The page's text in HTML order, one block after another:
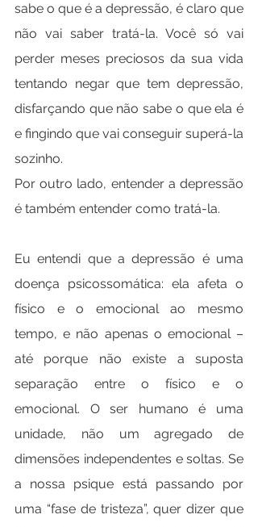
sabe o que é a depressão, é claro que
não vai saber tratá-la. Você só vai
perder meses preciosos da sua vida
tentando negar que tem depressão,
disfarçando que não sabe o que ela é
e fingindo que vai conseguir superá-la
sozinho.
Por outro lado, entender a depressão
é também entender como tratá-la.
Eu entendi que a depressão é uma
doença psicossomática: ela afeta o
físico e o emocional ao mesmo
tempo, e não apenas o emocional –
até porque não existe a suposta
separação entre o físico e o
emocional. O ser humano é uma
unidade, não um agregado de
dimensões independentes e soltas. Se
a nossa psique está passando por
uma “fase de tristeza”, quer dizer que